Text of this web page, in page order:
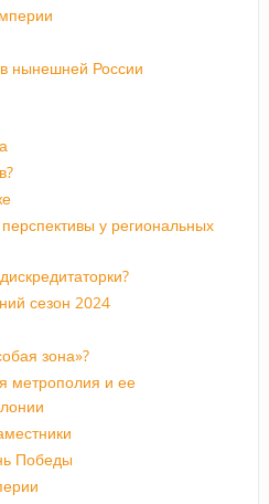
нынешней России
у региональных
сезон 2024
зона»?
метрополия и ее
Победы